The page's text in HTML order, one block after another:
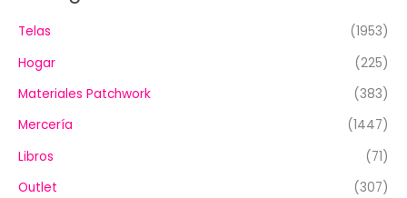
Telas
(1953)
Hogar
(225)
Materiales Patchwork
(383)
Mercería
(1447)
Libros
(71)
Outlet
(307)